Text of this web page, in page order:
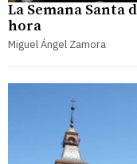
La Semana Santa
hora
Miguel Ángel Zamora